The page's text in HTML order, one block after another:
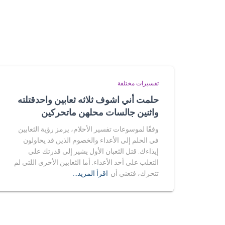
تفسيرات مختلفة
حلمت أني اشوف ثلاثه ثعابين واحدقتلته
واثنين جالسات محلهن ماتحركين
وفقًا لموسوعات تفسير الأحلام، يرمز رؤية الثعابين
في الحلم إلى الأعداء والخصوم الذين قد يحاولون
إيذاءك. قتل الثعبان الأول يشير إلى قدرتك على
التغلب على أحد الأعداء. أما الثعابين الأخرى اللتي لم
تتحرك، فتعني أن اقرأ المزيد…